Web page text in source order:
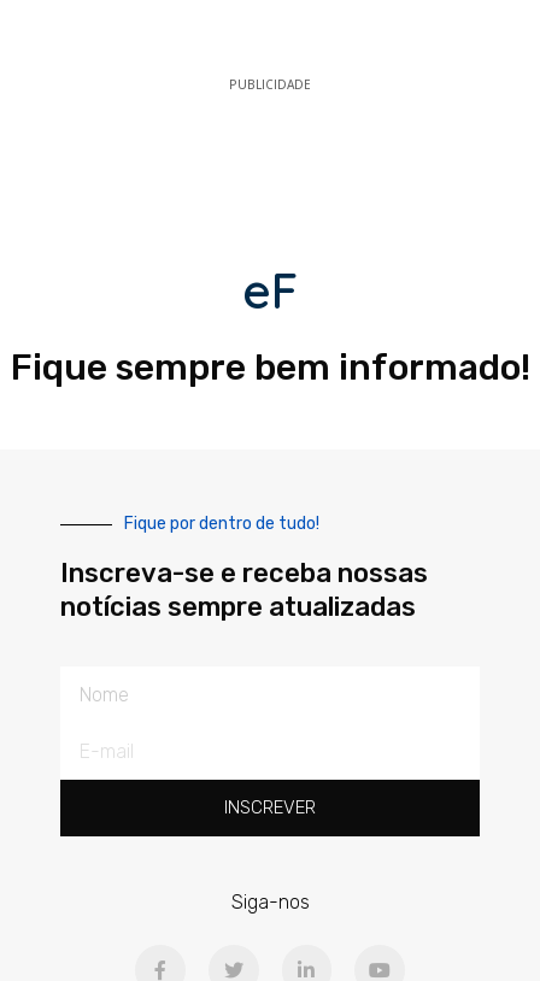
PUBLICIDADE
eF
Fique sempre bem informado!
Fique por dentro de tudo!
Inscreva-se e receba nossas
notícias sempre atualizadas
INSCREVER
Siga-nos
a
w
i
o